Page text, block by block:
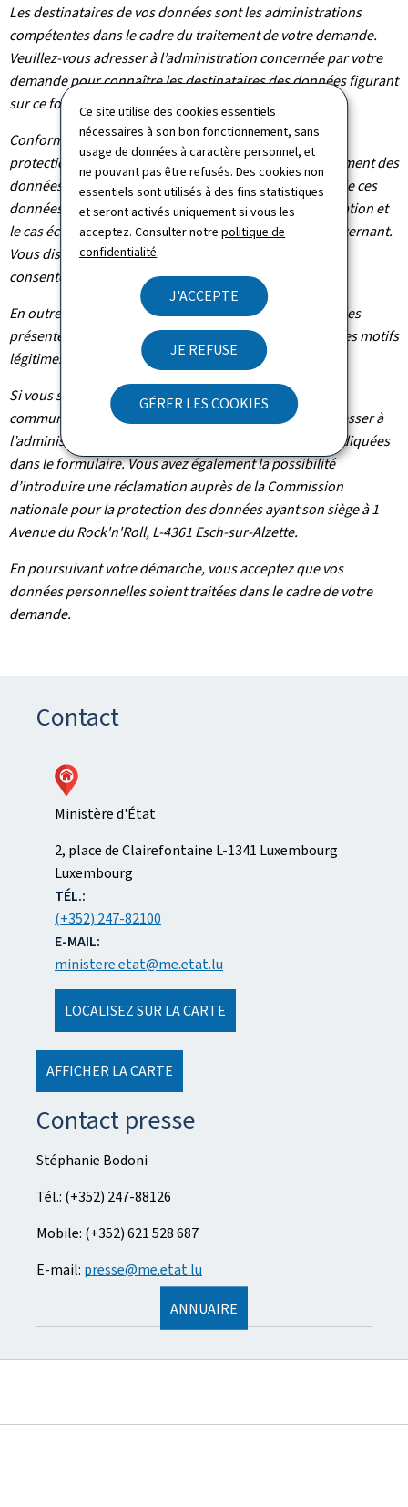
Ce site utilise des cookies essentiels
nécessaires à son bon fonctionnement, sans
usage de données à caractère personnel, et
ne pouvant pas être refusés. Des cookies non
essentiels sont utilisés à des fins statistiques
et seront activés uniquement si vous les
acceptez. Consulter notrepolitique de
confidentialité.
J'ACCEPTE
JE REFUSE
GÉRER LES COOKIES
Les destinataires de vos données sont les administrations
compétentes dans le cadre du traitement de votre demande.
Veuillez-vous adresser à l’administration concernée par votre
demande pour connaître les destinataires des données figurant
sur ce formulaire.
Conformément au règlement (UE) 2016/679 relatif à la
protection des personnes physiques à l'égard du traitement des
données à caractère personnel et à la libre circulation de ces
données, vous bénéficiez d’un droit d’accès, de rectification et
le cas échéant d’effacement des informations vous concernant.
Vous disposez également du droit de retirer votre
consentement à tout moment.
En outre et excepté le cas où le traitement de vos données
présente un caractère obligatoire, vous pouvez, pour des motifs
légitimes, vous y opposer.
Si vous souhaitez exercer ces droits et/ou obtenir
communication de vos informations, veuillez-vous adresser à
l’administration concernée suivant les coordonnées indiquées
dans le formulaire. Vous avez également la possibilité
d’introduire une réclamation auprès de la Commission
nationale pour la protection des données ayant son siège à 1
Avenue du Rock'n'Roll, L-4361 Esch-sur-Alzette.
En poursuivant votre démarche, vous acceptez que vos
données personnelles soient traitées dans le cadre de votre
demande.
Contact
Ministère d'État
ADRESSE
:
2, place de Clairefontaine L-1341 Luxembourg
Luxembourg
TÉL.:
(+352) 247-82100
E-MAIL:
ministere.etat@me.etat.lu
LOCALISEZ SUR LA CARTE
AFFICHER LA CARTE
Contact presse
Stéphanie Bodoni
Tél.: (+352) 247-88126
Mobile: (+352) 621 528 687
E-mail: presse@me.etat.lu
ANNUAIRE